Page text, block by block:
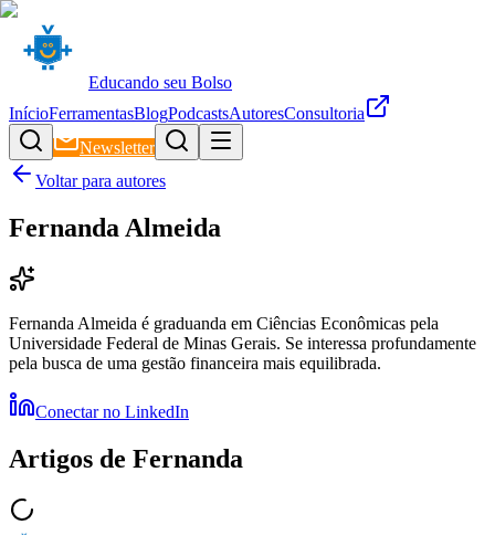
Educando seu Bolso
InícioFerramentasBlogPodcastsAutoresConsultoria
Newsletter
Voltar para autores
Fernanda Almeida
Fernanda Almeida é graduanda em Ciências Econômicas pela
Universidade Federal de Minas Gerais. Se interessa profundamente
pela busca de uma gestão financeira mais equilibrada.
Conectar no LinkedIn
Artigos de Fernanda